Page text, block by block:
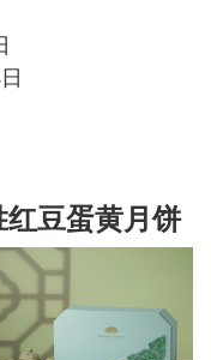
豆蛋黄月饼